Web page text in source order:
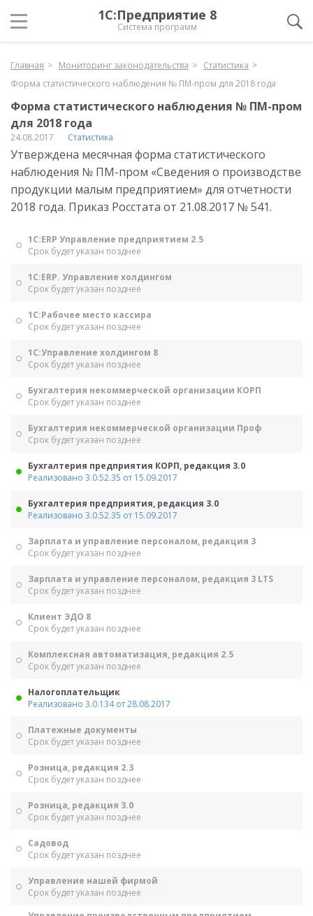
1С:Предприятие 8
Система программ
Главная Мониторинг законодательства
Статистика
Форма статистического наблюдения № ПМ-пром для 2018 года
Форма статистического наблюдения № ПМ-пром
для 2018 года
24.08.2017 Статистика
Утверждена месячная форма статистического
наблюдения № ПМ-пром «Сведения о производстве
продукции малым предприятием» для отчетности
2018 года. Приказ Росстата от 21.08.2017 № 541.
1С:ERP Управление предприятием 2.5
Срок будет указан позднее
1С:ERP. Управление холдингом
Срок будет указан позднее
1С:Рабочее место кассира
Срок будет указан позднее
1С:Управление холдингом 8
Срок будет указан позднее
Бухгалтерия некоммерческой организации КОРП
Срок будет указан позднее
Бухгалтерия некоммерческой организации Проф
Срок будет указан позднее
Бухгалтерия предприятия КОРП, редакция 3.0
Реализовано 3.0.52.35 от 15.09.2017
Бухгалтерия предприятия, редакция 3.0
Реализовано 3.0.52.35 от 15.09.2017
Зарплата и управление персоналом, редакция 3
Срок будет указан позднее
Зарплата и управление персоналом, редакция 3 LTS
Срок будет указан позднее
Клиент ЭДО 8
Срок будет указан позднее
Комплексная автоматизация, редакция 2.5
Срок будет указан позднее
Налогоплательщик
Реализовано 3.0.134 от 28.08.2017
Платежные документы
Срок будет указан позднее
Розница, редакция 2.3
Срок будет указан позднее
Розница, редакция 3.0
Срок будет указан позднее
Садовод
Срок будет указан позднее
Управление нашей фирмой
Срок будет указан позднее